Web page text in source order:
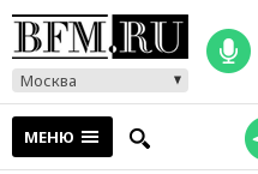
Москва
МЕНЮ